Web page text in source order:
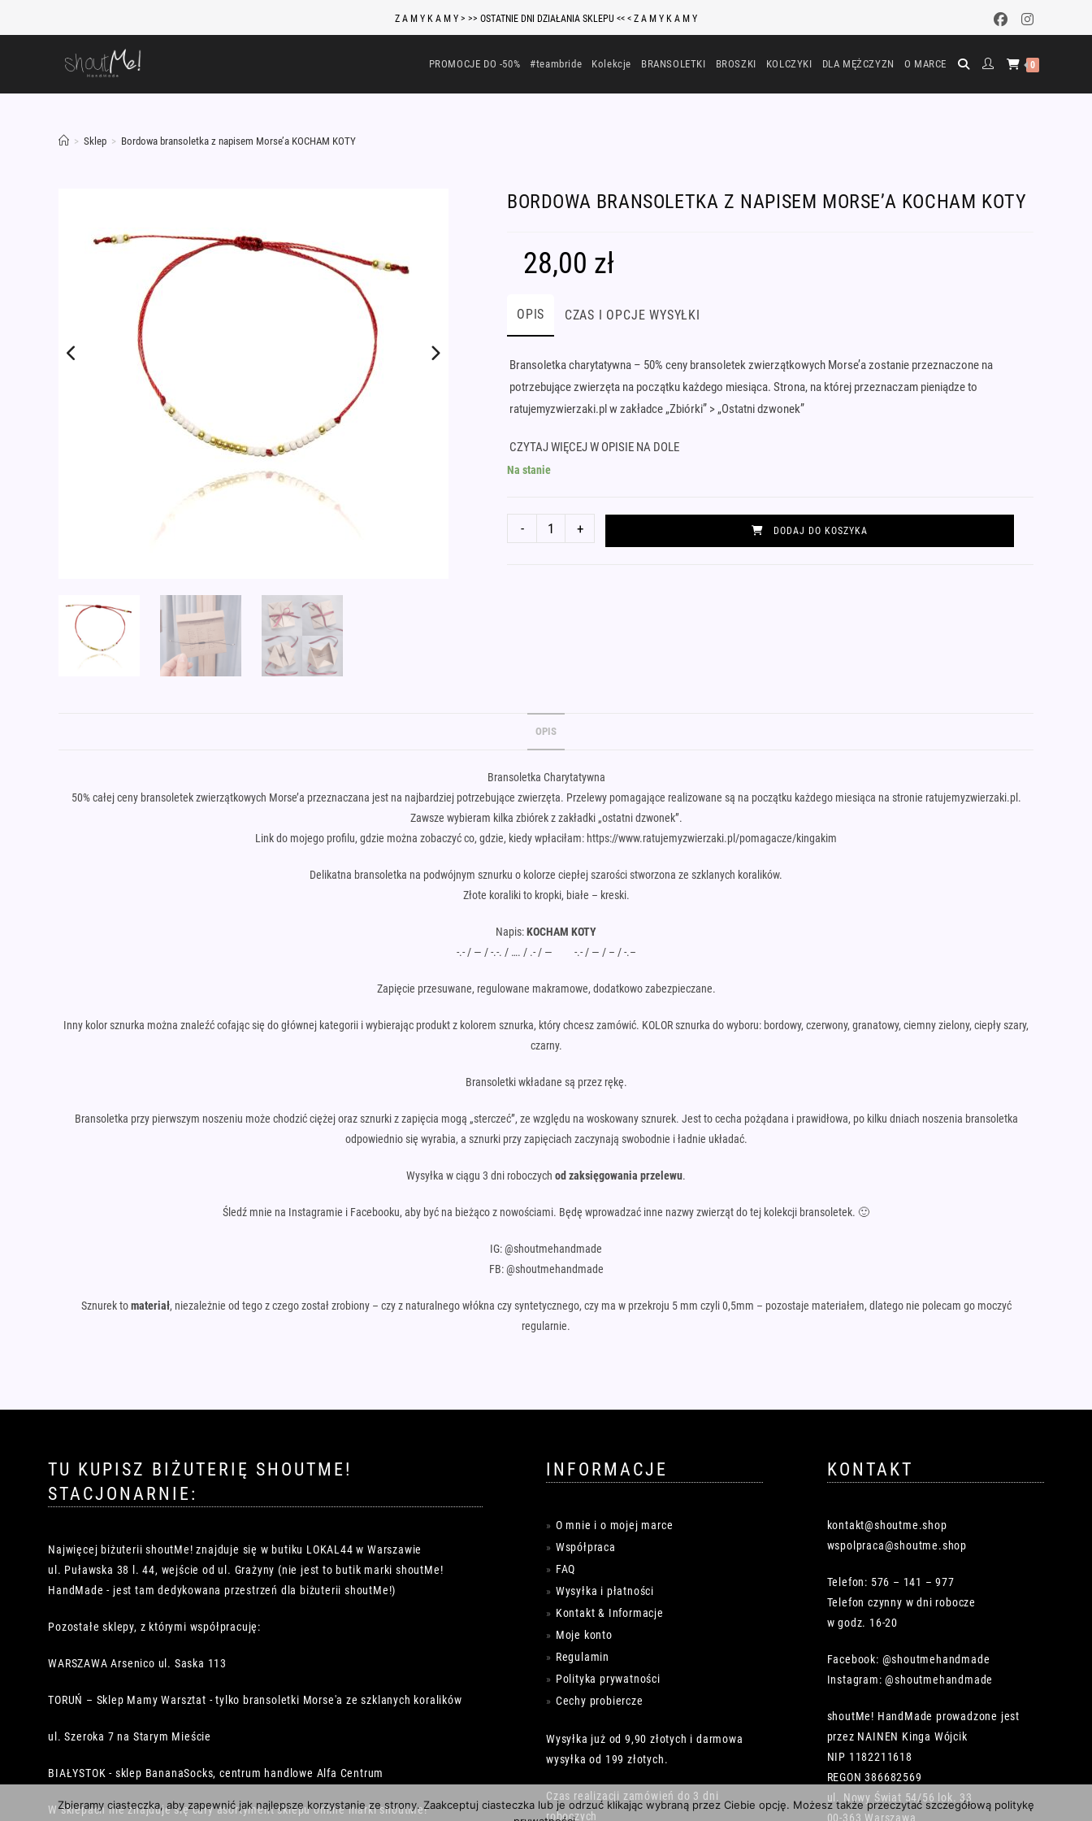
Z A M Y K A M Y > >> OSTATNIE DNI DZIAŁANIA SKLEPU << < Z A M Y K A M Y
PROMOCJE DO -50% #teambride Kolekcje BRANSOLETKI BROSZKI KOLCZYKI DLA MĘŻCZYZN O MARCE 0
> Sklep > Bordowa bransoletka z napisem Morse’a KOCHAM KOTY
BORDOWA BRANSOLETKA Z NAPISEM MORSE’A KOCHAM KOTY
28,00 zł
OPIS
Bransoletka charytatywna – 50% ceny bransoletek zwierzątkowych Morse’a zostanie przeznaczone na
potrzebujące zwierzęta na początku każdego miesiąca. Strona, na której przeznaczam pieniądze to
ratujemyzwierzaki.pl w zakładce „Zbiórki” > „Ostatni dzwonek”
CZYTAJ WIĘCEJ W OPISIE NA DOLE
CZAS I OPCJE WYSYŁKI
Na stanie
Bordowa
- + DODAJ DO KOSZYKA
OPIS
Bransoletka Charytatywna
50% całej ceny bransoletek zwierzątkowych Morse’a przeznaczana jest na najbardziej potrzebujące zwierzęta. Przelewy pomagające realizowane są na początku każdego miesiąca na stronie ratujemyzwierzaki.pl.
Zawsze wybieram kilka zbiórek z zakładki „ostatni dzwonek”.
Link do mojego profilu, gdzie można zobaczyć co, gdzie, kiedy wpłaciłam: https://www.ratujemyzwierzaki.pl/pomagacze/kingakim
Delikatna bransoletka na podwójnym sznurku o kolorze ciepłej szarości stworzona ze szklanych koralików.
Złote koraliki to kropki, białe – kreski.
Napis:KOCHAM KOTY
-.- / — / -.-. / …. / .- / — -.- / — / – / -.–
Zapięcie przesuwane, regulowane makramowe, dodatkowo zabezpieczane.
Inny kolor sznurka można znaleźć cofając się do głównej kategorii i wybierając produkt z kolorem sznurka, który chcesz zamówić. KOLOR sznurka do wyboru: bordowy, czerwony, granatowy, ciemny zielony, ciepły szary,
czarny.
Bransoletki wkładane są przez rękę.
Bransoletka przy pierwszym noszeniu może chodzić ciężej oraz sznurki z zapięcia mogą „sterczeć”, ze względu na woskowany sznurek. Jest to cecha pożądana i prawidłowa, po kilku dniach noszenia bransoletka
odpowiednio się wyrabia, a sznurki przy zapięciach zaczynają swobodnie i ładnie układać.
Wysyłka w ciągu 3 dni roboczych od zaksięgowania przelewu.
Śledź mnie na Instagramie i Facebooku, aby być na bieżąco z nowościami. Będę wprowadzać inne nazwy zwierząt do tej kolekcji bransoletek. 🙂
IG: @shoutmehandmade
FB: @shoutmehandmade
Sznurek tomateriał, niezależnie od tego z czego został zrobiony – czy z naturalnego włókna czy syntetycznego, czy ma w przekroju 5 mm czyli 0,5mm – pozostaje materiałem, dlatego nie polecam go moczyć
regularnie.
TU KUPISZ BIŻUTERIĘ SHOUTME!
STACJONARNIE:
Najwięcej biżuterii shoutMe! znajduje się w butiku LOKAL44 w Warszawie
ul. Puławska 38 l. 44, wejście od ul. Grażyny (nie jest to butik marki shoutMe!
HandMade - jest tam dedykowana przestrzeń dla biżuterii shoutMe!)
Pozostałe sklepy, z którymi współpracuję:
WARSZAWA Arsenico ul. Saska 113
TORUŃ – Sklep Mamy Warsztat - tylko bransoletki Morse'a ze szklanych koralików
ul. Szeroka 7 na Starym Mieście
BIAŁYSTOK - sklep BananaSocks, centrum handlowe Alfa Centrum
W sklepach nie znajduje się cały asortyment sklepu online marki shoutMe!
INFORMACJE
O mnie i o mojej marce
Współpraca
FAQ
Wysyłka i płatności
Kontakt & Informacje
Moje konto
Regulamin
Polityka prywatności
Cechy probiercze
Wysyłka już od 9,90 złotych i darmowa
wysyłka od 199 złotych.
Czas realizacji zamówień do 3 dni
roboczych
KONTAKT
kontakt@shoutme.shop
wspolpraca@shoutme.shop
Telefon: 576 – 141 – 977
Telefon czynny w dni robocze
w godz. 16-20
Facebook: @shoutmehandmade
Instagram: @shoutmehandmade
shoutMe! HandMade prowadzone jest
przez NAINEN Kinga Wójcik
NIP 1182211618
REGON 386682569
ul. Nowy Świat 54/56 lok. 33
00-363 Warszawa
Zbieramy ciasteczka, aby zapewnić jak najlepsze korzystanie ze strony. Zaakceptuj ciasteczka lub je odrzuć klikając wybraną przez Ciebie opcję. Możesz także przeczytać szczegółową politykę